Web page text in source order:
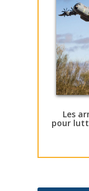
Les
pour